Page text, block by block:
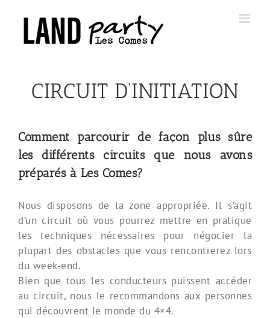
content
CIRCUIT D’INITIATION
Comment parcourir de façon plus sûre
les différents circuits que nous avons
préparés à Les Comes?
Nous disposons de la zone appropriée. Il s’agit
d’un circuit où vous pourrez mettre en pratique
les techniques nécessaires pour négocier la
plupart des obstacles que vous rencontrerez lors
du week-end.
Bien que tous les conducteurs puissent accéder
au circuit, nous le recommandons aux personnes
qui découvrent le monde du 4×4.